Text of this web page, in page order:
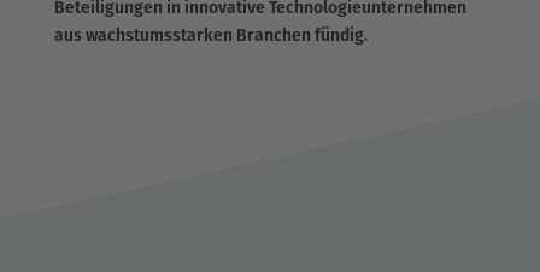
Beteiligungen in innovative Technologieunternehmen
aus wachstumsstarken Branchen fündig.